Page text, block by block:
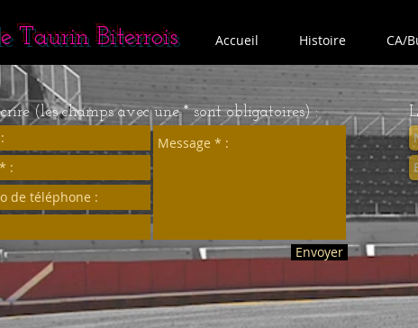
Taurin Biterrois Accueil Histoire CA/
(les champs avec une * sont obligatoires) :
Envoyer